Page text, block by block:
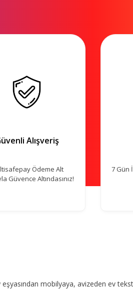
Alışveriş
Ödeme Alt
Güvence Altındasınız!
7 Gün
mobilyaya, avizeden ev